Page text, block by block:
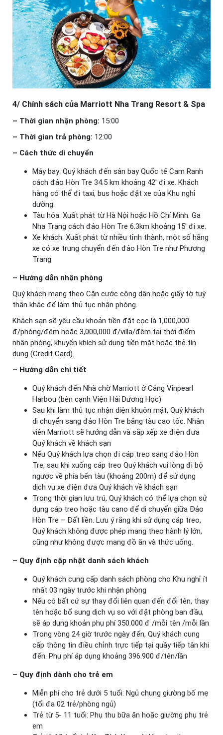
4/ Chính sách của Marriott Nha Trang Resort & Spa
– Thời gian nhận phòng: 15:00
– Thời gian trả phòng: 12:00
– Cách thức di chuyển
Máy bay: Quý khách đến sân bay Quốc tế Cam Ranh
cách đảo Hòn Tre 34.5 km khoảng 42′ đi xe. Khách
hàng có thể đi taxi, bus hoặc đặt xe của Khu nghỉ
dưỡng.
Tàu hỏa: Xuất phát từ Hà Nội hoặc Hồ Chí Minh. Ga
Nha Trang cách đảo Hòn Tre 6.3km khoảng 15′ đi xe.
Xe khách: Xuất phát từ nhiều tỉnh thành, một số hãng
xe có xe trung chuyển đến đảo Hòn Tre như Phương
Trang
– Hướng dẫn nhận phòng
Quý khách mang theo Căn cước công dân hoặc giấy tờ tuỳ
thân khác để làm thủ tục nhận phòng.
Khách sạn sẽ yêu cầu khoản tiền đặt cọc là 1,000,000
đ/phòng/đêm hoặc 3,000,000 đ/villa/đêm tại thời điểm
nhận phòng, khuyến khích sử dụng tiền mặt hoặc thẻ tín
dụng (Credit Card).
– Hướng dẫn chi tiết
Quý khách đến Nhà chờ Marriott ở Cảng Vinpearl
Harbou (bên cạnh Viện Hải Dương Học)
Sau khi làm thủ tục nhận diện khuôn mặt, Quý khách
di chuyển sang đảo Hòn Tre bằng tàu cao tốc. Nhân
viên Marriott sẽ hướng dẫn và sắp xếp xe điện đưa
Quý khách về khách sạn
Nếu Quý khách lựa chọn đi cáp treo sang đảo Hòn
Tre, sau khi xuống cáp treo Quý khách vui lòng đi bộ
ngược về phía bến tàu (khoảng 200m) để sử dụng
dịch vụ xe điện đưa Quý khách về khách sạn
Trong thời gian lưu trú, Quý khách có thể lựa chọn sử
dụng cáp treo hoặc tàu cano để di chuyển giữa Đảo
Hòn Tre – Đất liền. Lưu ý rằng khi sử dụng cáp treo,
Quý khách không được phép mang theo hành lý lớn,
cũng như không được mang đồ ăn và thức uống.
– Quy định cập nhật danh sách khách
Quý khách cung cấp danh sách phòng cho Khu nghỉ ít
nhất 03 ngày trước khi nhận phòng
Nếu có bất cứ sự thay đổi liên quan đến đổi tên, thay
tên hoặc bổ sung dịch vụ so với đặt phòng ban đầu,
sẽ áp dụng khoản phụ phí 350.000 đ /mỗi tên /mỗi lần
Trong vòng 24 giờ trước ngày đến, Quý khách cung
cấp thông tin điều chỉnh trực tiếp tại quầy tiếp tân khi
đến. Phụ phí áp dụng khoảng 396.900 đ/tên/lần
– Quy định dành cho trẻ em
Miễn phí cho trẻ dưới 5 tuổi: Ngủ chung giường bố mẹ
(tối đa 02 trẻ/phòng ngủ)
Trẻ từ 5- 11 tuổi: Phụ thu bữa ăn hoặc giường phụ trẻ
em